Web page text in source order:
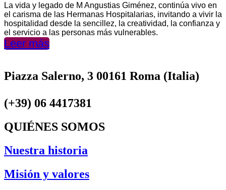
La vida y legado de M Angustias Giménez, continúa vivo en
el carisma de las Hermanas Hospitalarias, invitando a vivir la
hospitalidad desde la sencillez, la creatividad, la confianza y
el servicio a las personas más vulnerables.
Leer más
Piazza Salerno, 3 00161 Roma (Italia)
(+39) 06 4417381
QUIÉNES SOMOS
Nuestra historia
Misión y valores